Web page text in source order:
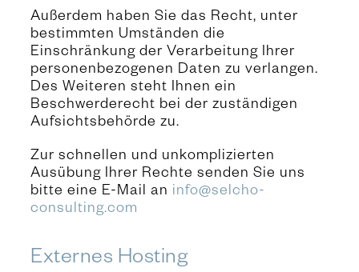
Außerdem haben Sie das Recht, unter
bestimmten Umständen die
Einschränkung der Verarbeitung Ihrer
personenbezogenen Daten zu verlangen.
Des Weiteren steht Ihnen ein
Beschwerderecht bei der zuständigen
Aufsichtsbehörde zu.
Zur schnellen und unkomplizierten
Ausübung Ihrer Rechte senden Sie uns
bitte eine E-Mail an info@selcho-
consulting.com
Externes Hosting